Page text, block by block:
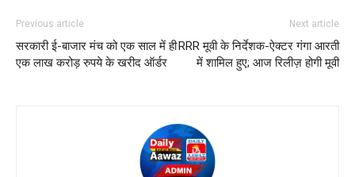
Previous article
सरकारी ई-बाजार मंच को एक साल में ही
एक लाख करोड़ रुपये के खरीद ऑर्डर
Next article
RRR मूवी के निर्देशक-ऐक्टर गंगा आरती
में शामिल हुए; आज रिलीज़ होगी मूवी